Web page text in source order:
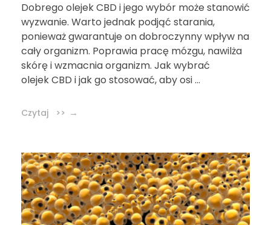
Dobrego olejek CBD i jego wybór może stanowić
wyzwanie. Warto jednak podjąć starania,
ponieważ gwarantuje on dobroczynny wpływ na
cały organizm. Poprawia pracę mózgu, nawilża
skórę i wzmacnia organizm. Jak wybrać
olejek CBD i jak go stosować, aby osi ...
Czytaj >>